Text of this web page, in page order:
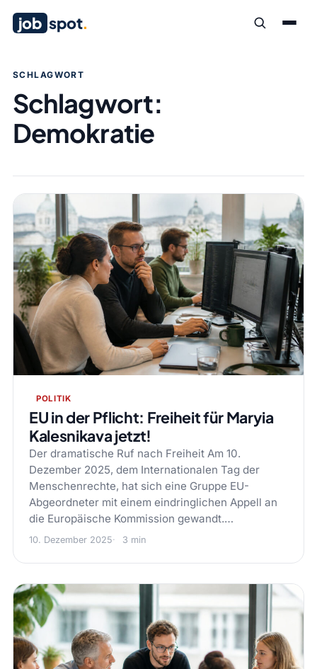
job spot.
SCHLAGWORT
Schlagwort:
Demokratie
POLITIK
EU in der Pflicht: Freiheit für Maryia
Kalesnikava jetzt!
Der dramatische Ruf nach Freiheit Am 10.
Dezember 2025, dem Internationalen Tag der
Menschenrechte, hat sich eine Gruppe EU-
Abgeordneter mit einem eindringlichen Appell an
die Europäische Kommission gewandt.…
10. Dezember 2025 3 min